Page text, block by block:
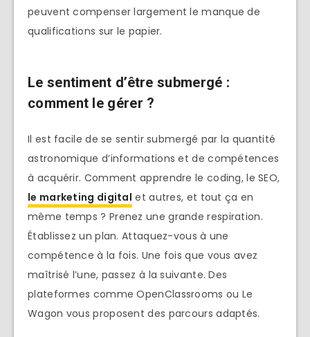
peuvent compenser largement le manque de
qualifications sur le papier.
Le sentiment d’être submergé :
comment le gérer ?
Il est facile de se sentir submergé par la quantité
astronomique d’informations et de compétences
à acquérir. Comment apprendre le coding, le SEO,
le marketing digital et autres, et tout ça en
même temps ? Prenez une grande respiration.
Établissez un plan. Attaquez-vous à une
compétence à la fois. Une fois que vous avez
maîtrisé l’une, passez à la suivante. Des
plateformes comme OpenClassrooms ou Le
Wagon vous proposent des parcours adaptés.